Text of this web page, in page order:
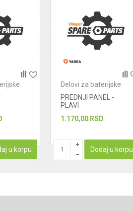
u korpu
Delovi za baterijske
PREDNJI PANEL -
PLAVI
1.170,00 RSD
Dodaj u korpu